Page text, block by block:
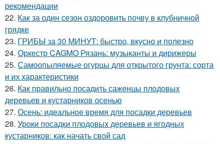
рекомендации
22. Как за один сезон оздоровить почву в клубничной
грядке
23. ГРИБЫ за 30 МИНУТ: быстро, вкусно и полезно
24. Оркестр CAGMO Рязань: музыканты и дирижеры
25. Самоопыляемые огурцы для открытого грунта: сорта
и их характеристики
26. Как правильно посадить саженцы плодовых
деревьев и кустарников осенью
27. Осень: идеальное время для посадки деревьев
28. Уроки посадки плодовых деревьев и ягодных
кустарников: как начать свой сад